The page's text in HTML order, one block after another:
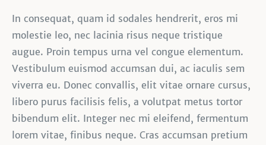
In consequat, quam id sodales hendrerit, eros mi
molestie leo, nec lacinia risus neque tristique
augue. Proin tempus urna vel congue elementum.
Vestibulum euismod accumsan dui, ac iaculis sem
viverra eu. Donec convallis, elit vitae ornare cursus,
libero purus facilisis felis, a volutpat metus tortor
bibendum elit. Integer nec mi eleifend, fermentum
lorem vitae, finibus neque. Cras accumsan pretium